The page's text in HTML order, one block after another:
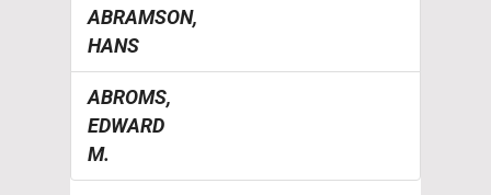
ABRAMSON,
HANS
ABROMS,
EDWARD
M.